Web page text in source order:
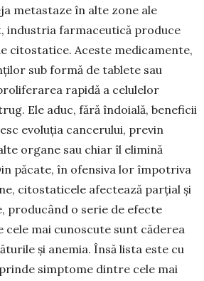
metastaze în alte zone ale
indus­tria farmaceutică produce
citostatice. Aces­te medicamente,
sub formă de tablete sau
rapidă a celulelor
Ele aduc, fără îndo­ială, beneficii
evoluția can­cerului, previn
organe sau chiar îl elimină
păcate, în ofensiva lor împo­triva
citostaticele afectează parțial și
producând o serie de efecte
cele mai cunoscute sunt căderea
și anemia. Însă lista este cu
simp­tome dintre cele mai